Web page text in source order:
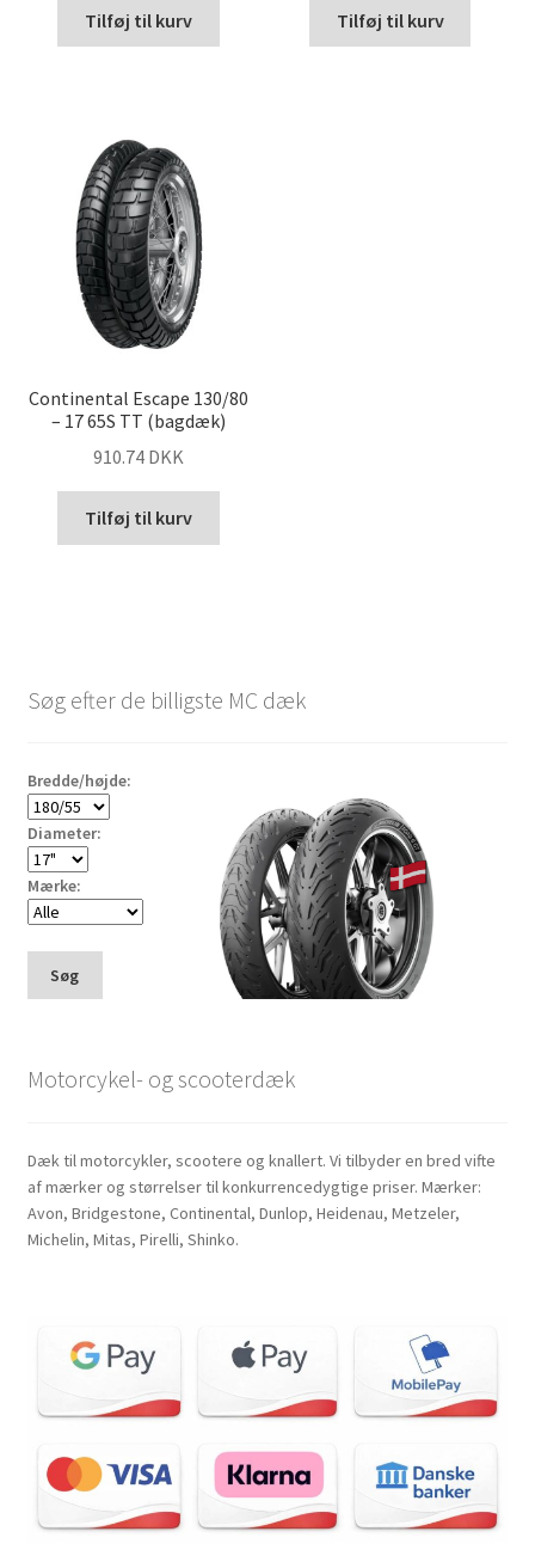
Tilføj til kurv Tilføj til kurv
Continental Escape 130/80
– 17 65S TT (bagdæk)
910.74 DKK
Tilføj til kurv
Søg efter de billigste MC dæk
Bredde/højde:
Diameter:
Mærke:
Søg
Motorcykel- og scooterdæk
Dæk til motorcykler, scootere og knallert. Vi tilbyder en bred vifte
af mærker og størrelser til konkurrencedygtige priser. Mærker:
Avon, Bridgestone, Continental, Dunlop, Heidenau, Metzeler,
Michelin, Mitas, Pirelli, Shinko.